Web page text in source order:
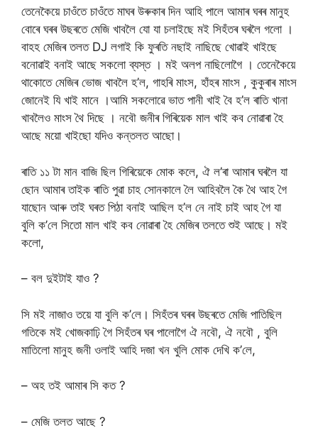
তেনেকৈয়ে চাওঁতে চাওঁতে মাঘৰ উৰুকাৰ দিন আহি পালে আমাৰ ঘৰৰ মানুহ
বোৰে ঘৰৰ উছৰতে মেজি খাবলৈ যো যা চলাইছে মই সিহঁতৰ ঘৰলৈ গলো ।
বাহহ মেজিৰ তলত DJ লগাই কি ফুৰতি নছাই নাছিছে খোৱাই খাইছে
বনোৱাই বনাই আছে সকলো ব্যস্ত । মই অলপ নাছিলোগৈ । তেনেকৈয়ে
থাকোতে মেজিৰ ভোজ খাবলৈ হ’ল, গাহৰি মাংস, হাঁহৰ মাংস , কুকুৰাৰ মাংস
জোনেই যি খাই মানে ।আমি সকলোৱে ভাত পানী খাই বৈ হ’ল ৰাতি খানা
খাবলৈও মাংস থৈ দিছে । নবৌ জনীৰ গিৰিয়েক মাল খাই কব নোৱাৰা হৈ
আছে ময়ো খাইছো যদিও কন্তলত আছো।
ৰাতি ১১ টা মান বাজি ছিল গিৰিয়েকে মোক কলে, ঐ ল’ৰা আমাৰ ঘৰলৈ যা
ছোন আমাৰ তাইক ৰাতি পুৱা চাহ সোনকালে লৈ আহিবলৈ কৈ থৈ আহ গৈ
যাছোন আৰু তাই ঘৰত পিঠা বনাই আছিল হ’ল নে নাই চাই আহ গৈ যা
বুলি ক’লে সিতো মাল খাই কব নোৱাৰা হৈ মেজিৰ তলতে শুই আছে। মই
কলো,
– বল দুইটাই যাও ?
সি মই নাজাও তয়ে যা বুলি ক’লে। সিহঁতৰ ঘৰৰ উছৰতে মেজি পাতিছিল
গতিকে মই খোজকাঢ়ি গৈ সিহঁতৰ ঘৰ পালোগৈ ঐ নবৌ, ঐ নবৌ , বুলি
মাতিলো মানুহ জনী ওলাই আহি দজা খন খুলি মোক দেখি ক’লে,
– অহ তই আমাৰ সি কত ?
– মেজি তলত আছে ?